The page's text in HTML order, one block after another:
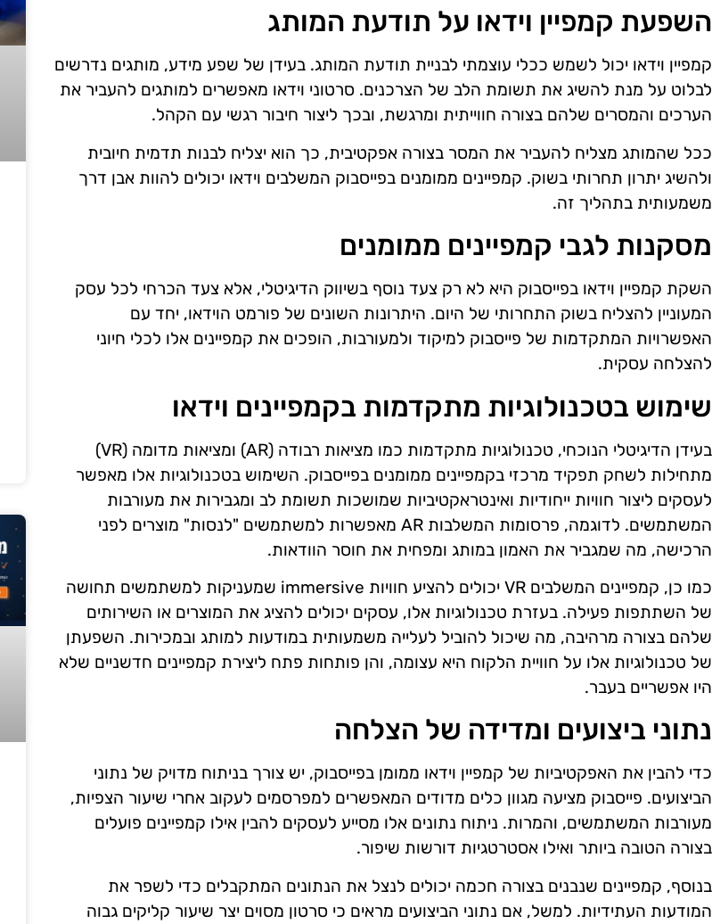
השפעת קמפיין וידאו על תודעת המותג
קמפיין וידאו יכול לשמש ככלי עוצמתי לבניית תודעת המותג. בעידן של שפע מידע, מותגים נדרשים
לבלוט על מנת להשיג את תשומת הלב של הצרכנים. סרטוני וידאו מאפשרים למותגים להעביר את
הערכים והמסרים שלהם בצורה חווייתית ומרגשת, ובכך ליצור חיבור רגשי עם הקהל.
ככל שהמותג מצליח להעביר את המסר בצורה אפקטיבית, כך הוא יצליח לבנות תדמית חיובית
ולהשיג יתרון תחרותי בשוק. קמפיינים ממומנים בפייסבוק המשלבים וידאו יכולים להוות אבן דרך
משמעותית בתהליך זה.
מסקנות לגבי קמפיינים ממומנים
השקת קמפיין וידאו בפייסבוק היא לא רק צעד נוסף בשיווק הדיגיטלי, אלא צעד הכרחי לכל עסק
המעוניין להצליח בשוק התחרותי של היום. היתרונות השונים של פורמט הוידאו, יחד עם
האפשרויות המתקדמות של פייסבוק למיקוד ולמעורבות, הופכים את קמפיינים אלו לכלי חיוני
להצלחה עסקית.
שימוש בטכנולוגיות מתקדמות בקמפיינים וידאו
בעידן הדיגיטלי הנוכחי, טכנולוגיות מתקדמות כמו מציאות רבודה (AR) ומציאות מדומה (VR)
מתחילות לשחק תפקיד מרכזי בקמפיינים ממומנים בפייסבוק. השימוש בטכנולוגיות אלו מאפשר
לעסקים ליצור חוויות ייחודיות ואינטראקטיביות שמושכות תשומת לב ומגבירות את מעורבות
המשתמשים. לדוגמה, פרסומות המשלבות AR מאפשרות למשתמשים "לנסות" מוצרים לפני
הרכישה, מה שמגביר את האמון במותג ומפחית את חוסר הוודאות.
כמו כן, קמפיינים המשלבים VR יכולים להציע חוויות immersive שמעניקות למשתמשים תחושה
של השתתפות פעילה. בעזרת טכנולוגיות אלו, עסקים יכולים להציג את המוצרים או השירותים
שלהם בצורה מרהיבה, מה שיכול להוביל לעלייה משמעותית במודעות למותג ובמכירות. השפעתן
של טכנולוגיות אלו על חוויית הלקוח היא עצומה, והן פותחות פתח ליצירת קמפיינים חדשניים שלא
היו אפשריים בעבר.
נתוני ביצועים ומדידה של הצלחה
כדי להבין את האפקטיביות של קמפיין וידאו ממומן בפייסבוק, יש צורך בניתוח מדויק של נתוני
הביצועים. פייסבוק מציעה מגוון כלים מדודים המאפשרים למפרסמים לעקוב אחרי שיעור הצפיות,
מעורבות המשתמשים, והמרות. ניתוח נתונים אלו מסייע לעסקים להבין אילו קמפיינים פועלים
בצורה הטובה ביותר ואילו אסטרטגיות דורשות שיפור.
בנוסף, קמפיינים שנבנים בצורה חכמה יכולים לנצל את הנתונים המתקבלים כדי לשפר את
המודעות העתידיות. למשל, אם נתוני הביצועים מראים כי סרטון מסוים יצר שיעור קליקים גבוה